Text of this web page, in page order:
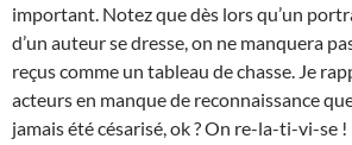
important. Notez que dès lors qu’un
d’un auteur se dresse, on ne manquera
reçus comme un tableau de chasse. Je
acteurs en manque de reconnaissance
jamais été césarisé, ok ? On re-la-ti-vi-se !